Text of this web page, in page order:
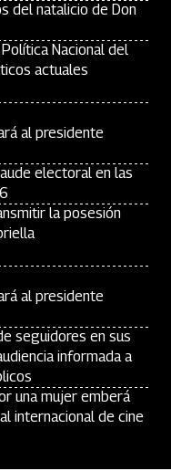
del natalicio de Don
Nacional del
actuales
al presidente
electoral en las
la posesión
al presidente
seguidores en sus
informada a
una mujer emberá
internacional de cine